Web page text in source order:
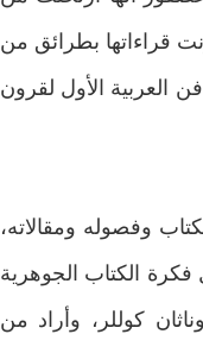
قراءاتها بطرائق من
العربية الأول لقرون
وفصوله ومقالاته،
فكرة الكتاب الجوهرية
كوللر، وأراد من